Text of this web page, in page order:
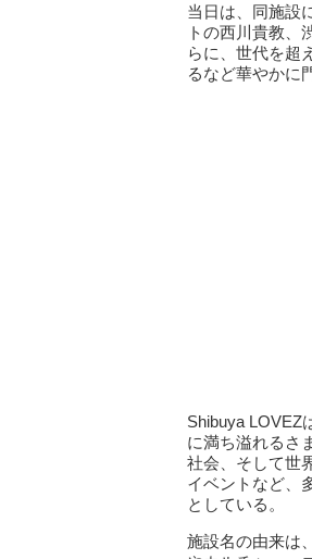
当日は、同施設
トの西川貴教、
らに、世代を超
るなど華やかに
Shibuya LOVEZ
に満ち溢れるさ
社会、そして世
イベントなど、
としている。
施設名の由来は